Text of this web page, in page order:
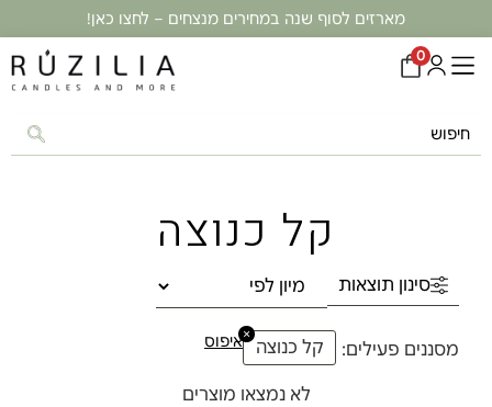
מארזים לסוף שנה במחירים מנצחים – לחצו כאן!
0
קל כנוצה
סינון תוצאות
מסננים פעילים: קל כנוצה
×איפוס
לא נמצאו מוצרים